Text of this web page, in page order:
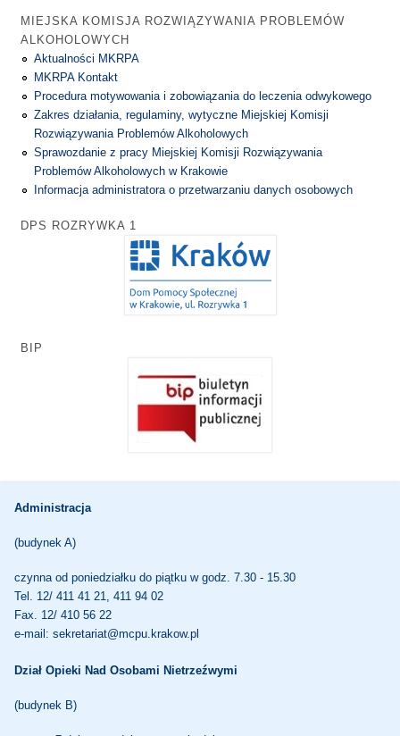
MIEJSKA KOMISJA ROZWIĄZYWANIA PROBLEMÓW
ALKOHOLOWYCH
Aktualności MKRPA
MKRPA Kontakt
Procedura motywowania i zobowiązania do leczenia odwykowego
Zakres działania, regulaminy, wytyczne Miejskiej Komisji
Rozwiązywania Problemów Alkoholowych
Sprawozdanie z pracy Miejskiej Komisji Rozwiązywania
Problemów Alkoholowych w Krakowie
Informacja administratora o przetwarzaniu danych osobowych
DPS ROZRYWKA 1
BIP
Administracja
(budynek A)
czynna od poniedziałku do piątku w godz. 7.30 - 15.30
Tel. 12/ 411 41 21, 411 94 02
Fax. 12/ 410 56 22
e-mail: sekretariat@mcpu.krakow.pl
Dział Opieki Nad Osobami Nietrzeźwymi
(budynek B)